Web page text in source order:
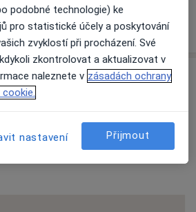
Víceo adrese
podobné technologie) ke
pro statistické účely a poskytování
zvyklostí při procházení. Své
zkontrolovat a aktualizovat v
naleznete v zásadách ochrany
nastavení Přijmout